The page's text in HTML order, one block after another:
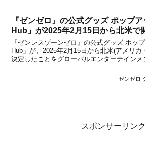
『ゼンゼロ』の公式グッズ ポップ
Hub」が2025年2月15日から北米で
『ゼンレスゾーンゼロ』の公式グッズ ポッ
Hub」が、2025年2月15日から北米(アメリ
決定したことをグローバルエンターテインメ
が発表しました。「ZZZ Hub」とは、より
ゼンゼロ
スポンサーリンク